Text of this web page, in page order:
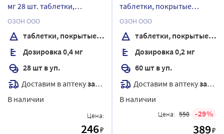
мг 28 шт. таблетки,
покрытые пленочной
оболочкой
ОЗОН ООО
таблетки, покрытые пленочной оболочкой
Дозировка 0,4 мг
28 шт в уп.
Доставим в аптекузавтра
В наличии
Цена:
246₽
таблетки, покрытые
пленочной оболочкой
ОЗОН ООО
таблетки, покрытые пленочной оболочкой
Дозировка 0,2 мг
60 шт в уп.
Доставим в аптекузавтра
В наличии
Цена: 550 29
389₽